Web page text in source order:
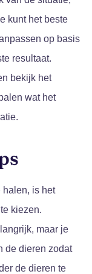
kunt het beste
op basis
resultaat.
bekijk het
wat het
halen, is het
kiezen.
maar je
de dieren zodat
de dieren te